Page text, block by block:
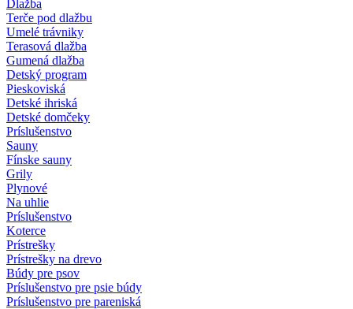
Dlažba
Terče pod dlažbu
Umelé trávniky
Terasová dlažba
Gumená dlažba
Detský program
Pieskoviská
Detské ihriská
Detské domčeky
Príslušenstvo
Sauny
Fínske sauny
Grily
Plynové
Na uhlie
Príslušenstvo
Koterce
Prístrešky
Prístrešky na drevo
Búdy pre psov
Príslušenstvo pre psie búdy
Príslušenstvo pre pareniská